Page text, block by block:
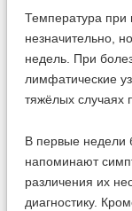
Температура при
незначительно,
недель. При
лимфатические
тяжёлых случаях
В первые недели
напоминают
различения их
диагностику.